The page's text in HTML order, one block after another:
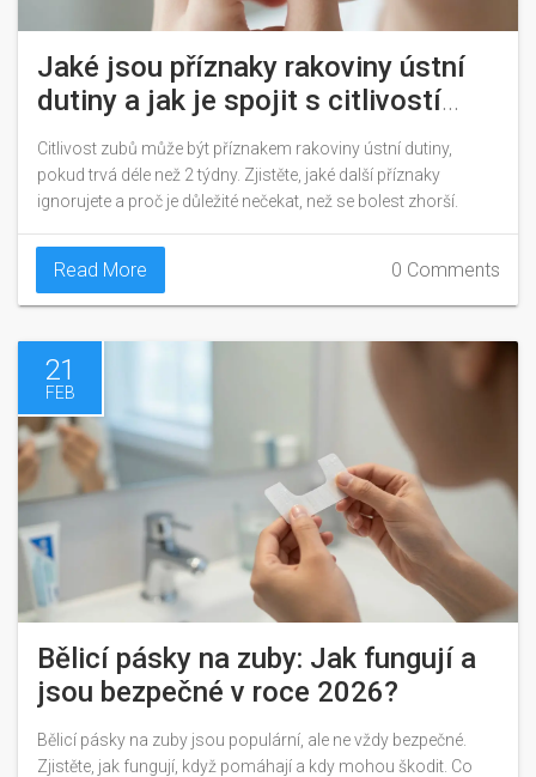
Jaké jsou příznaky rakoviny ústní
dutiny a jak je spojit s citlivostí
zubů?
Citlivost zubů může být příznakem rakoviny ústní dutiny,
pokud trvá déle než 2 týdny. Zjistěte, jaké další příznaky
ignorujete a proč je důležité nečekat, než se bolest zhorší.
Read More 0 Comments
21
FEB
Bělicí pásky na zuby: Jak fungují a
jsou bezpečné v roce 2026?
Bělicí pásky na zuby jsou populární, ale ne vždy bezpečné.
Zjistěte, jak fungují, když pomáhají a kdy mohou škodit. Co